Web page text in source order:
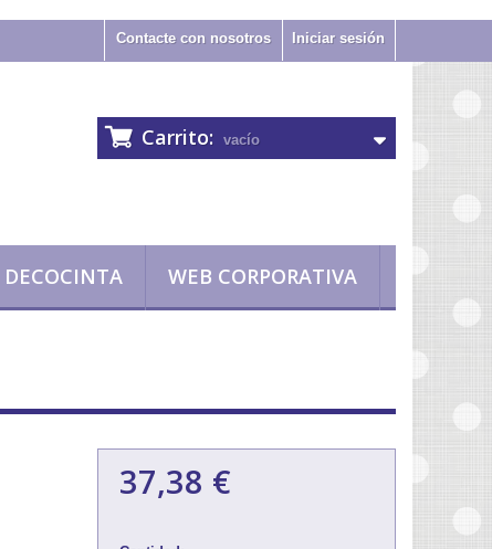
Iniciar sesión
Contacte con nosotros
Carrito: vacío
DECOCINTA WEB CORPORATIVA
37,38 €